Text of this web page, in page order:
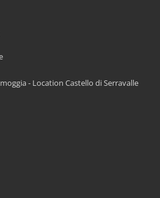
- Location Castello di Serravalle